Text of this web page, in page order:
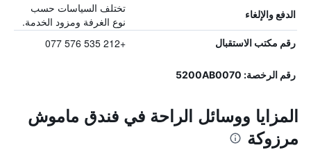
الدفع والإلغاء
تختلف السياسات حسب
نوع الغرفة ومزود الخدمة.
رقم مكتب الاستقبال +212 535 576 077
رقم الرخصة: 5200AB0070
المزايا ووسائل الراحة في فندق ماموش
مرزوكة